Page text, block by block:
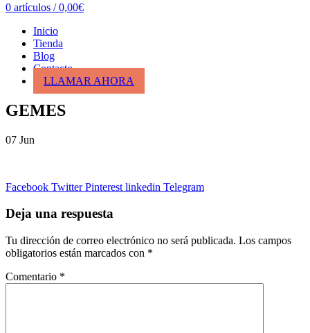
0 artículos / 0,00€
Inicio
Tienda
Blog
Contacto
LLAMAR AHORA
GEMES
07 Jun
Facebook Twitter Pinterest linkedin Telegram
Deja una respuesta
Tu dirección de correo electrónico no será publicada. Los campos
obligatorios están marcados con *
Comentario *